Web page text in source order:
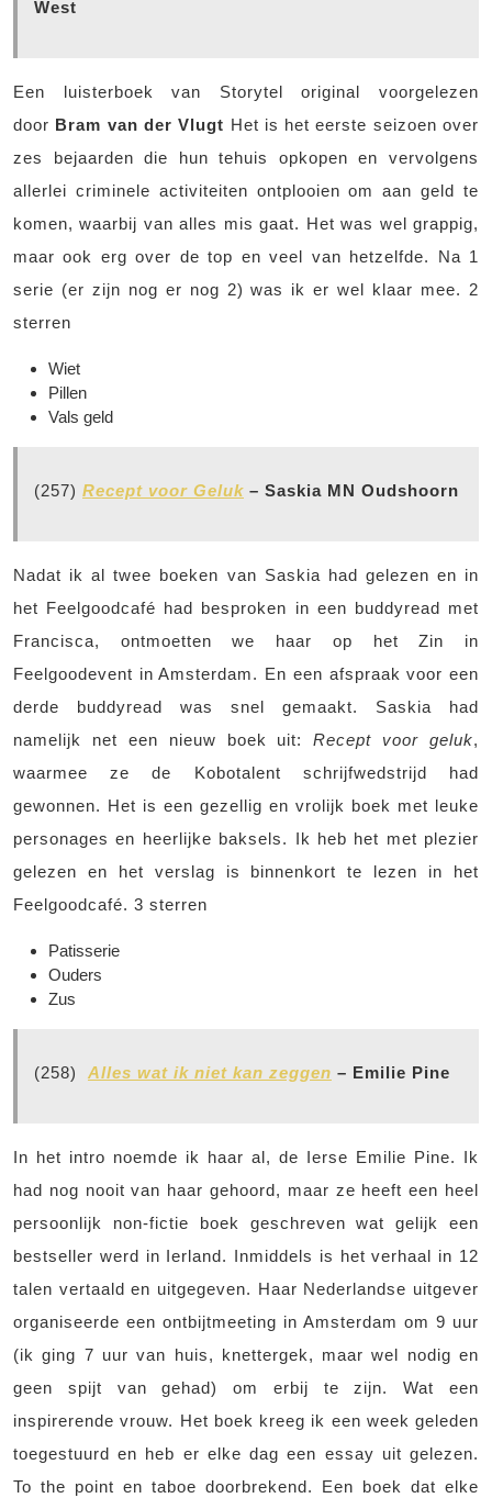
West
Een luisterboek van Storytel original voorgelezen
door Bram van der Vlugt Het is het eerste seizoen over
zes bejaarden die hun tehuis opkopen en vervolgens
allerlei criminele activiteiten ontplooien om aan geld te
komen, waarbij van alles mis gaat. Het was wel grappig,
maar ook erg over de top en veel van hetzelfde. Na 1
serie (er zijn nog er nog 2) was ik er wel klaar mee. 2
sterren
Wiet
Pillen
Vals geld
(257) Recept voor Geluk – Saskia MN Oudshoorn
Nadat ik al twee boeken van Saskia had gelezen en in
het Feelgoodcafé had besproken in een buddyread met
Francisca, ontmoetten we haar op het Zin in
Feelgoodevent in Amsterdam. En een afspraak voor een
derde buddyread was snel gemaakt. Saskia had
namelijk net een nieuw boek uit:Recept voor geluk,
waarmee ze de Kobotalent schrijfwedstrijd had
gewonnen. Het is een gezellig en vrolijk boek met leuke
personages en heerlijke baksels. Ik heb het met plezier
gelezen en het verslag is binnenkort te lezen in het
Feelgoodcafé. 3 sterren
Patisserie
Ouders
Zus
(258) Alles wat ik niet kan zeggen – Emilie Pine
In het intro noemde ik haar al, de Ierse Emilie Pine. Ik
had nog nooit van haar gehoord, maar ze heeft een heel
persoonlijk non-fictie boek geschreven wat gelijk een
bestseller werd in Ierland. Inmiddels is het verhaal in 12
talen vertaald en uitgegeven. Haar Nederlandse uitgever
organiseerde een ontbijtmeeting in Amsterdam om 9 uur
(ik ging 7 uur van huis, knettergek, maar wel nodig en
geen spijt van gehad) om erbij te zijn. Wat een
inspirerende vrouw. Het boek kreeg ik een week geleden
toegestuurd en heb er elke dag een essay uit gelezen.
To the point en taboe doorbrekend. Een boek dat elke